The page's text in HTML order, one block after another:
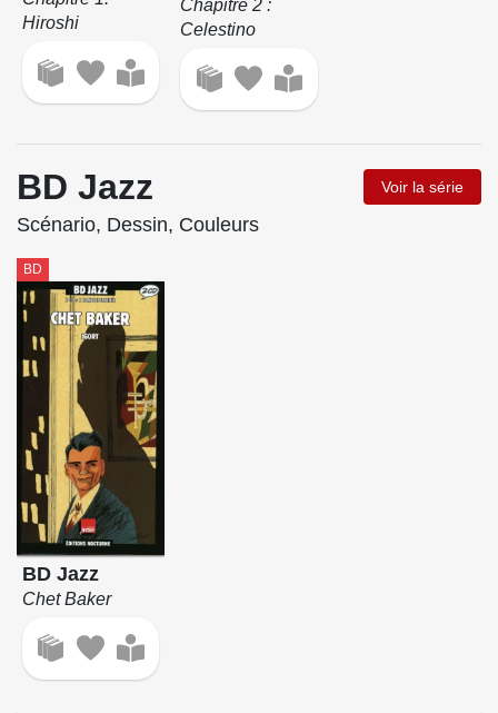
Hiroshi
Chapitre 2 :
Celestino
BD Jazz Voir la série
Scénario, Dessin, Couleurs
BD
BD Jazz
Chet Baker